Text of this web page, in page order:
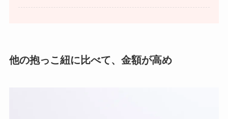
他の抱っこ紐に比べて、金額が高め